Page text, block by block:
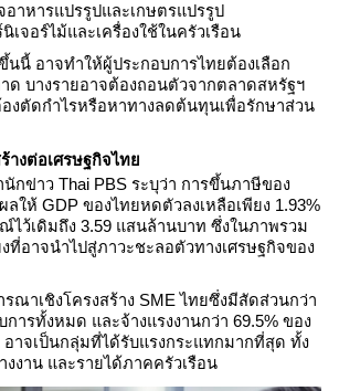
อาหารแปรรูปและเกษตรแปรรูป
นิเจอร์ไม้และเครื่องใช้ในครัวเรือน
นี้ อาจทำให้ผู้ประกอบการไทยต้องเลือก
ด บางรายอาจต้องถอนตัวจากตลาดสหรัฐฯ
งตัดกำไรหรือหาทางลดต้นทุนเพื่อรักษาส่วน
างต่อเศรษฐกิจไทย
กข่าว Thai PBS ระบุว่า การขึ้นภาษีของ
ลให้ GDP ของไทยหดตัวลงเหลือเพียง 1.93%
ไว้เดิมถึง 3.59 แสนล้านบาท​ ซึ่งในภาพรวม
ที่อาจนำไปสู่ภาวะชะลอตัวทางเศรษฐกิจของ
รณาเชิงโครงสร้าง SME ไทยซึ่งมีสัดส่วนกว่า
การทั้งหมด และจ้างแรงงานกว่า 69.5% ของ
อาจเป็นกลุ่มที่ได้รับแรงกระแทกมากที่สุด ทั้ง
งงาน และรายได้ภาคครัวเรือน